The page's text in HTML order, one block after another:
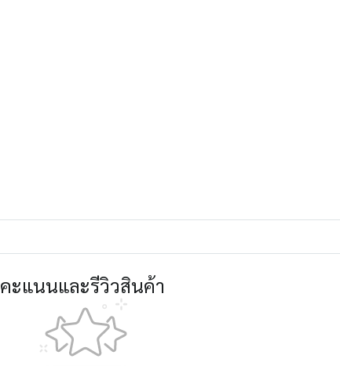
คะแนนและรีวิวสินค้า